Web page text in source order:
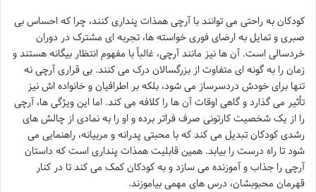
کودکان به راحتی می توانند با آرچی همذات پنداری کنند، چرا که احساس بی
صبری و تمایل به ارضای فوری خواسته ها، تجربه ای مشترک در دوران
خردسالی است. آن ها نیز مانند آرچی، غالباً با مفهوم انتظار بیگانه هستند و
زمان را به گونه ای متفاوت از بزرگسالان درک می کنند. بی قراری آرچی نه
تنها برای خودش دردسرساز می شود، بلکه بر اطرافیان و خانواده اش نیز
تأثیر می گذارد و گاهی اوقات آن ها را کلافه می کند. اما این ویژگی ها، آرچی
را از یک شخصیت کارتونی صرف فراتر برده و او را به نمادی از چالش های
رشدی کودکان تبدیل می کند که با محبتی پدرانه و مربیانه، راهنمایی می
شود تا راه درست را بیابد. همین قابلیت همذات پنداری است که داستان
آرچی را جذاب و آموزنده می سازد و به کودکان کمک می کند تا در کنار
قهرمان محبوبشان، درس های مهمی بیاموزند.